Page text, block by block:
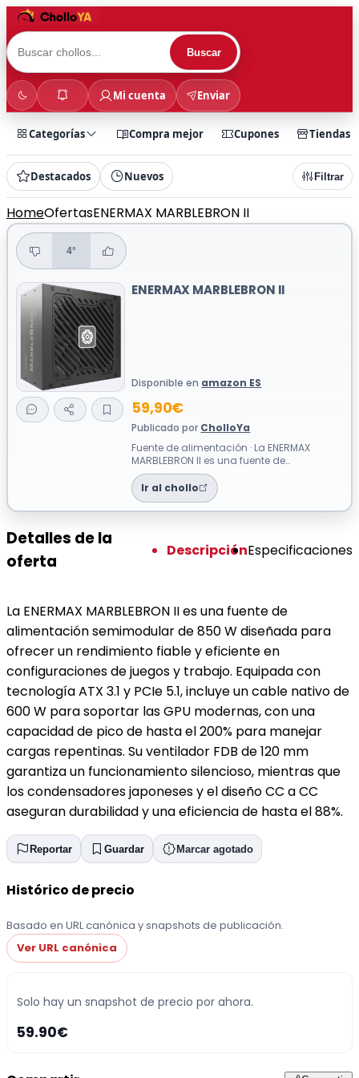
Buscar
Mi cuenta Enviar
Categorías Compra mejor Cupones Tiendas
Destacados Nuevos Filtrar
HomeOfertasENERMAX MARBLEBRON II
4°
ENERMAX MARBLEBRON II
Disponible en amazon ES
59,90€
Publicado por CholloYa
Fuente de alimentación · La ENERMAX
MARBLEBRON II es una fuente de
alimentación semimodular de 850 W
diseñada para of...
Ir al chollo
Detalles de la
oferta
DescripciónEspecificaciones
La ENERMAX MARBLEBRON II es una fuente de
alimentación semimodular de 850 W diseñada para
ofrecer un rendimiento fiable y eficiente en
configuraciones de juegos y trabajo. Equipada con
tecnología ATX 3.1 y PCIe 5.1, incluye un cable nativo de
600 W para soportar las GPU modernas, con una
capacidad de pico de hasta el 200% para manejar
cargas repentinas. Su ventilador FDB de 120 mm
garantiza un funcionamiento silencioso, mientras que
los condensadores japoneses y el diseño CC a CC
aseguran durabilidad y una eficiencia de hasta el 88%.
Reportar Guardar Marcar agotado
Histórico de precio
Basado en URL canónica y snapshots de publicación.
Ver URL canónica
Solo hay un snapshot de precio por ahora.
59.90€